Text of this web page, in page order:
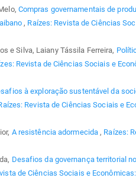
Compras governamentais de
, Raízes: Revista de Ciências
e Silva, Laiany Tássila Ferreira,
Revista de Ciências Sociais e
à exploração sustentável da
Revista de Ciências Sociais e
A resistência adormecida, Raízes:
Desafios da governança territorial
de Ciências Sociais e